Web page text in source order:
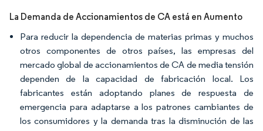
La Demanda de Accionamientos de CA está en Aumento
Para reducir la dependencia de materias primas y muchos
otros componentes de otros países, las empresas del
mercado global de accionamientos de CA de media tensión
dependen de la capacidad de fabricación local. Los
fabricantes están adoptando planes de respuesta de
emergencia para adaptarse a los patrones cambiantes de
los consumidores y la demanda tras la disminución de las